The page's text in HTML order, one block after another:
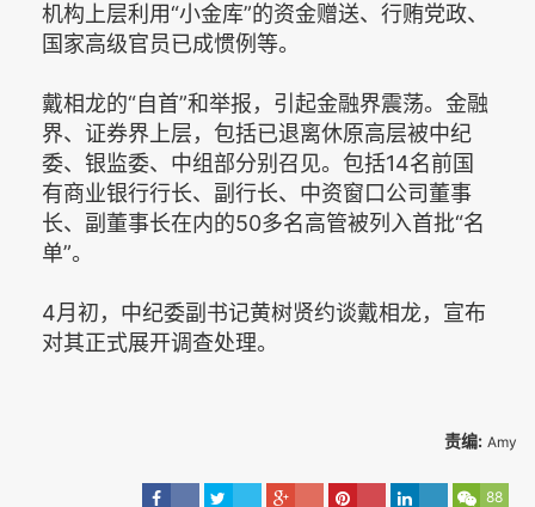
机构上层利用“小金库”的资金赠送、行贿党政、
国家高级官员已成惯例等。
戴相龙的“自首”和举报，引起金融界震荡。金融
界、证券界上层，包括已退离休原高层被中纪
委、银监委、中组部分别召见。包括14名前国
有商业银行行长、副行长、中资窗口公司董事
长、副董事长在内的50多名高管被列入首批“名
单”。
4月初，中纪委副书记黄树贤约谈戴相龙，宣布
对其正式展开调查处理。
责编: Amy
88